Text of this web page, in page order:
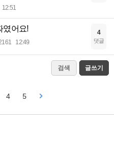
12:51
였어요!
12:49
4
댓글
검색 글쓰기
4 5